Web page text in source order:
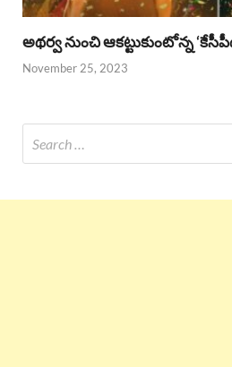
అథర్వ నుంచి ఆకట్టుకుంటోన్న
November 25, 2023